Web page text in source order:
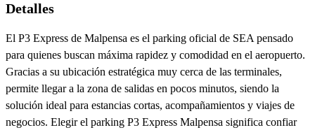
Detalles
El P3 Express de Malpensa es el parking oficial de SEA pensado
para quienes buscan máxima rapidez y comodidad en el aeropuerto.
Gracias a su ubicación estratégica muy cerca de las terminales,
permite llegar a la zona de salidas en pocos minutos, siendo la
solución ideal para estancias cortas, acompañamientos y viajes de
negocios. Elegir el parking P3 Express Malpensa significa confiar